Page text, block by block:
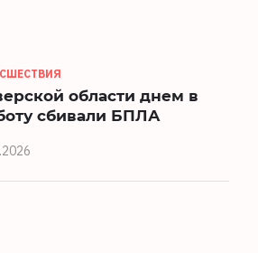
области днем в
сбивали БПЛА